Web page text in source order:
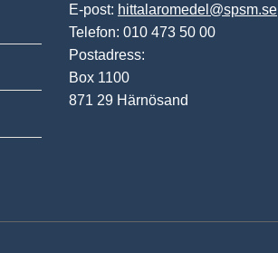
E-post: hittalaromedel@spsm.se
Telefon: 010 473 50 00
Postadress:
Box 1100
871 29 Härnösand